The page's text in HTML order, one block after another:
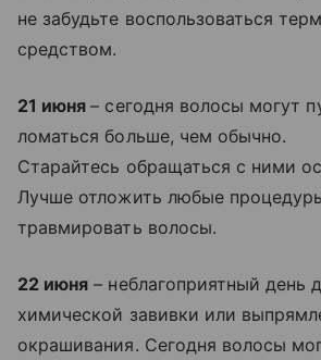
не забудьте воспользоваться
средством.
21 июня– сегодня волосы могут
ломаться больше, чем обычно.
Старайтесь обращаться с ними
Лучше отложить любые
травмировать волосы.
22 июня – неблагоприятный день
химической завивки или
окрашивания. Сегодня волосы